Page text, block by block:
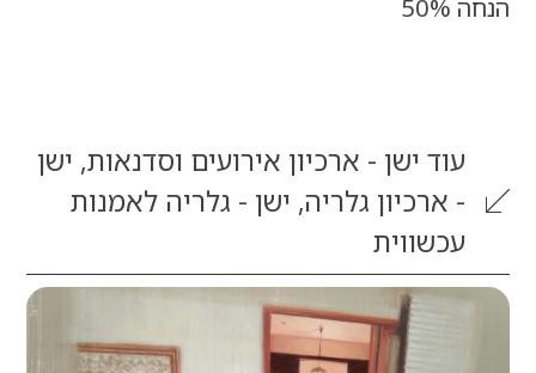
ישן - ארכיון אירועים וסדנאות,ישן
- ארכיון גלריה ,ישן - גלריה לאמנות
עכשווית